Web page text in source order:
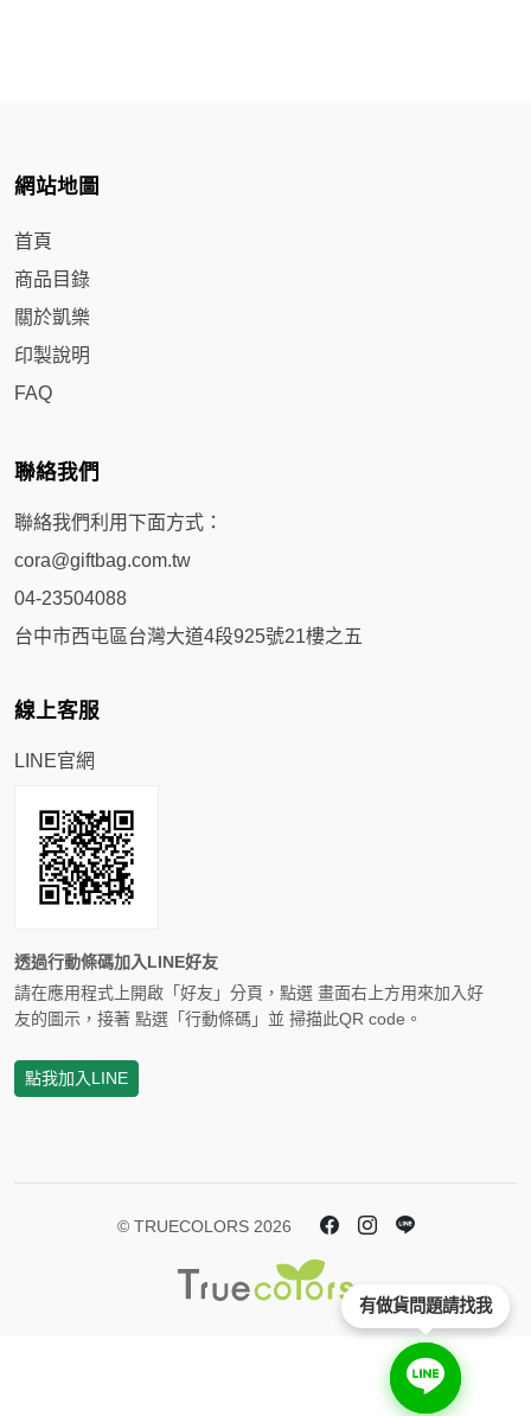
網站地圖
首頁
商品目錄
關於凱樂
印製說明
FAQ
聯絡我們
聯絡我們利用下面方式：
cora@giftbag.com.tw
04-23504088
台中市西屯區台灣大道4段925號21樓之五
線上客服
LINE官網
透過行動條碼加入LINE好友
請在應用程式上開啟「好友」分頁，點選 畫面右上方用來加入好
友的圖示，接著 點選「行動條碼」並 掃描此QR code。
點我加入LINE
© TRUECOLORS 2026
有做貨問題請找我